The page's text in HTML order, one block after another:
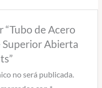
“Tubo de Acero
Abierta
no será publicada.